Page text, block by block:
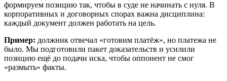
формируем позицию так, чтобы в суде не начинать с нуля. В
корпоративных и договорных спорах важна дисциплина:
каждый документ должен работать на цель.
Пример: должник отвечал «готовим платёж», но платежа не
было. Мы подготовили пакет доказательств и усилили
позицию ещё до подачи иска, чтобы оппонент не смог
«размыть» факты.